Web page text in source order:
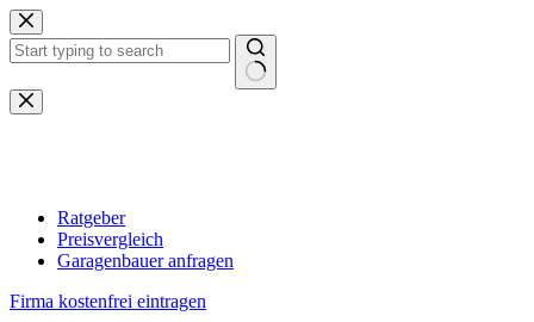
Zum
Inhalt
springen
Keine
Ergebnisse
Ratgeber
Preisvergleich
Garagenbauer anfragen
Firma kostenfrei eintragen